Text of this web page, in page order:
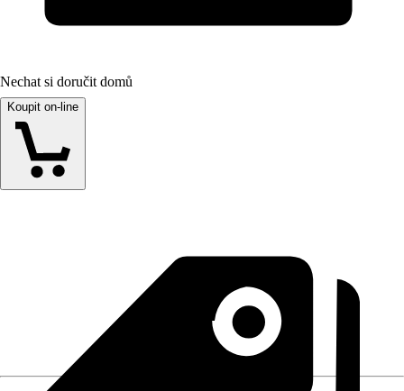
Nechat si doručit domů
Koupit on-line